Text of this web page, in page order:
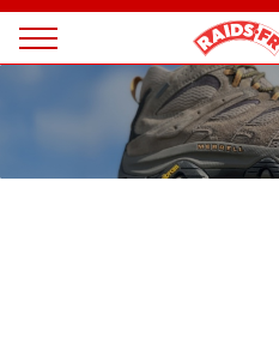
Magazine
Panneau de gestion des cookies